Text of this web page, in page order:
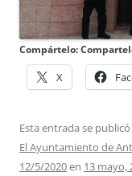
Compártelo:
X
Esta entrada se publicó
El Ayuntamiento de
12/5/2020en 13 mayo,